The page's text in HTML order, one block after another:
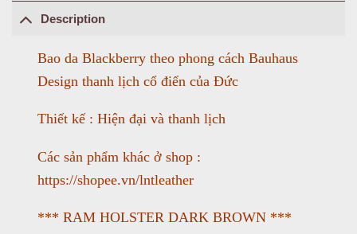
Description
Bao da Blackberry theo phong cách Bauhaus
Design thanh lịch cổ điển của Đức
Thiết kế : Hiện đại và thanh lịch
Các sản phẩm khác ở shop :
https://shopee.vn/lntleather
*** RAM HOLSTER DARK BROWN ***